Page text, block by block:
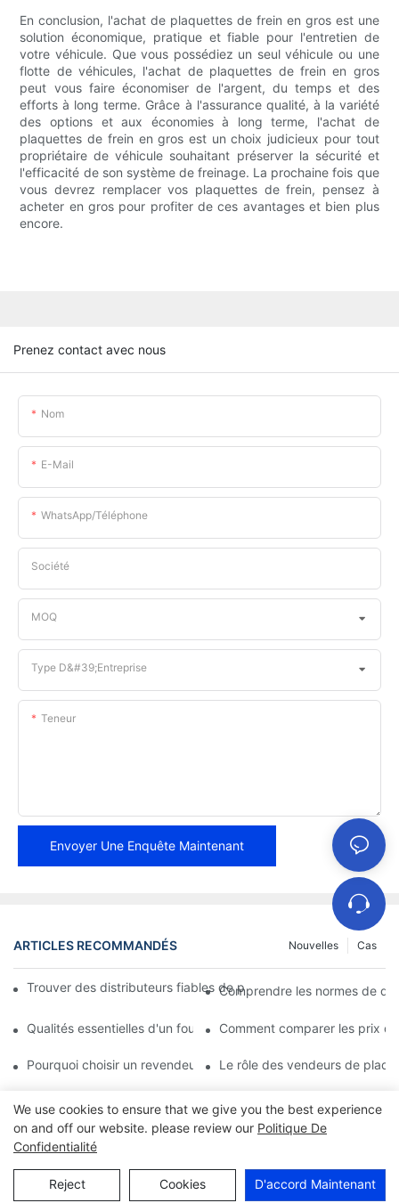
En conclusion, l'achat de plaquettes de frein en gros est une
solution économique, pratique et fiable pour l'entretien de
votre véhicule. Que vous possédiez un seul véhicule ou une
flotte de véhicules, l'achat de plaquettes de frein en gros
peut vous faire économiser de l'argent, du temps et des
efforts à long terme. Grâce à l'assurance qualité, à la variété
des options et aux économies à long terme, l'achat de
plaquettes de frein en gros est un choix judicieux pour tout
propriétaire de véhicule souhaitant préserver la sécurité et
l'efficacité de son système de freinage. La prochaine fois que
vous devrez remplacer vos plaquettes de frein, pensez à
acheter en gros pour profiter de ces avantages et bien plus
encore.
Prenez contact avec nous
Nom
E-Mail
WhatsApp/téléphone
Société
MOQ
Type D&#39;entreprise
Teneur
Envoyer Une Enquête Maintenant
ARTICLES RECOMMANDÉS Cas
Nouvelles
Trouver des distributeurs fiables de plaquettes de frein pour
Comprendre les normes de
Qualités essentielles d'un fournisseur fiable de plaquettes de
Comment comparer les prix
Pourquoi choisir un revendeur agréé de plaquettes de frein
Le rôle des vendeurs de
We use cookies to ensure that we give you the best experience
on and off our website. please review our Politique De
Confidentialité
Reject Cookies D'accord Maintenant